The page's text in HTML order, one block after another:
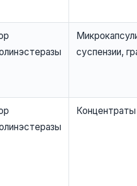
суспензии,